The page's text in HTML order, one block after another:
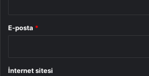
E-posta *
İnternet sitesi